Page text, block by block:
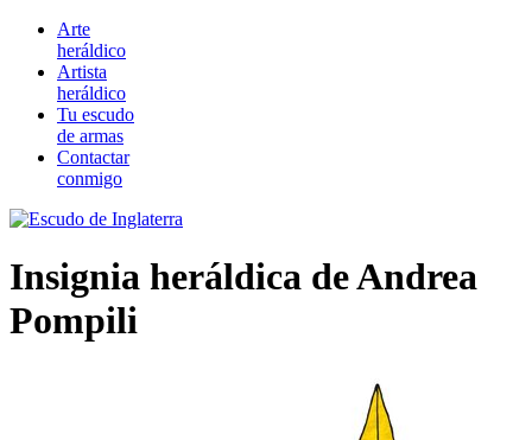
Arte
heráldico
Artista
heráldico
Tu escudo
de armas
Contactar
conmigo
Insignia heráldica de Andrea
Pompili